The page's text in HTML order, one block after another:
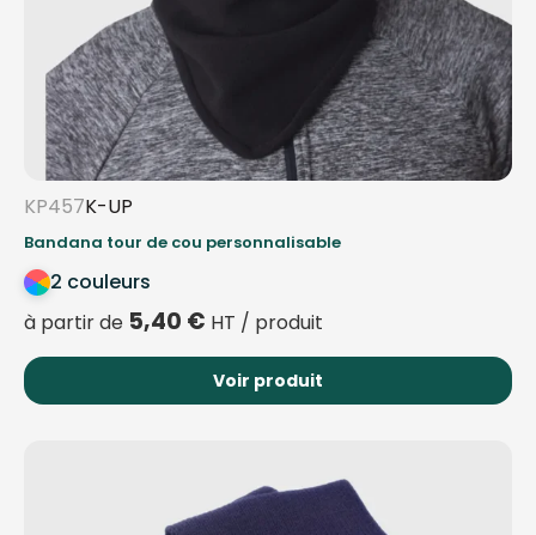
KP457K-UP
Bandana tour de cou personnalisable
2 couleurs
à partir de 5,40 € HT / produit
Voir produit